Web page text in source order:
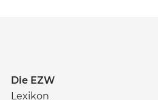
Die EZW
Lexikon